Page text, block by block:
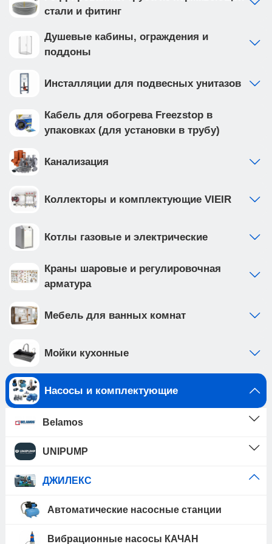
стали и фитинг
Душевые кабины, ограждения и
поддоны
Инсталляции для подвесных унитазов
Кабель для обогрева Freezstop в
упаковках (для установки в трубу)
Канализация
Коллекторы и комплектующие VIEIR
Котлы газовые и электрические
Краны шаровые и регулировочная
арматура
Мебель для ванных комнат
Мойки кухонные
Насосы и комплектующие
Belamos
UNIPUMP
ДЖИЛЕКС
Автоматические насосные станции
Вибрационные насосы КАЧАН